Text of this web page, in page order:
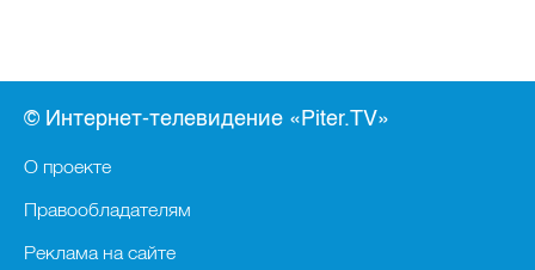
© Интернет-телевидение «Piter.TV»
О проекте
Правообладателям
Реклама на сайте